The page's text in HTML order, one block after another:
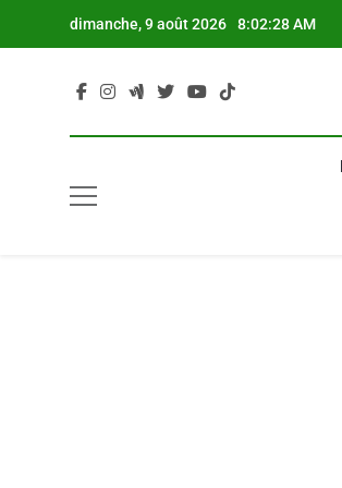
dimanche, 9 août 2026 8:02:29 AM